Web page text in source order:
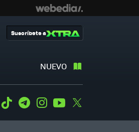
NUEVO
Suscríbete a
WhatsApp
Tiktok TelegramInstagramYoutube